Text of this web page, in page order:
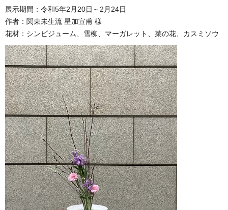
展示期間：令和5年2月20日～2月24日
作者：関東未生流 星加宣甫 様
花材：シンビジューム、雪柳、マーガレット、菜の花、カスミソウ